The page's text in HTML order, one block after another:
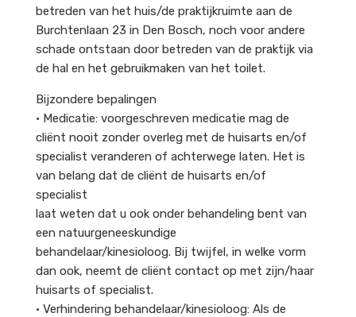
betreden van het huis/de praktijkruimte aan de
Burchtenlaan 23 in Den Bosch, noch voor andere
schade ontstaan door betreden van de praktijk via
de hal en het gebruikmaken van het toilet.
Bijzondere bepalingen
• Medicatie: voorgeschreven medicatie mag de
cliënt nooit zonder overleg met de huisarts en/of
specialist veranderen of achterwege laten. Het is
van belang dat de cliënt de huisarts en/of
specialist
laat weten dat u ook onder behandeling bent van
een natuurgeneeskundige
behandelaar/kinesioloog. Bij twijfel, in welke vorm
dan ook, neemt de cliënt contact op met zijn/haar
huisarts of specialist.
• Verhindering behandelaar/kinesioloog: Als de